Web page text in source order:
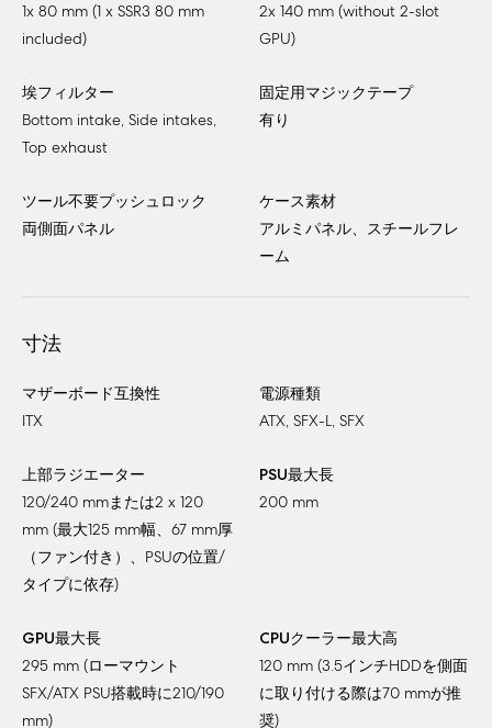
1x 80 mm (1 x SSR3 80 mm
included)
2x 140 mm (without 2-slot
GPU)
埃フィルター
Bottom intake, Side intakes,
Top exhaust
固定用マジックテープ
有り
ツール不要プッシュロック
両側面パネル
ケース素材
アルミパネル、スチールフレ
ーム
寸法
マザーボード互換性
ITX
電源種類
ATX, SFX-L, SFX
上部ラジエーター
120/240 mmまたは2 x 120
mm (最大125 mm幅、67 mm厚
（ファン付き）、PSUの位置/
タイプに依存)
PSU最大長
200 mm
GPU最大長
295 mm (ローマウント
SFX/ATX PSU搭載時に210/190
mm)
CPUクーラー最大高
120 mm (3.5インチHDDを側面
に取り付ける際は70 mmが推
奨)